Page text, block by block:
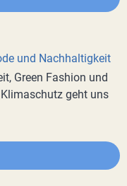
und Nachhaltigkeit
Green Fashion und
geht uns